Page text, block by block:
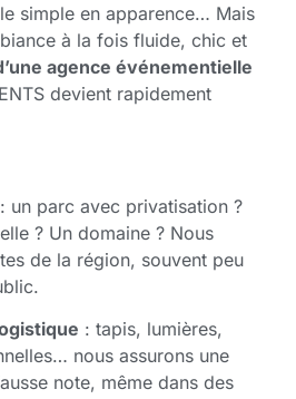
simple en apparence… Mais
à la fois fluide, chic et
agence événementielle
devient rapidement
: un parc avec privatisation ?
? Un domaine ? Nous
de la région, souvent peu
: tapis, lumières,
nous assurons une
note, même dans des